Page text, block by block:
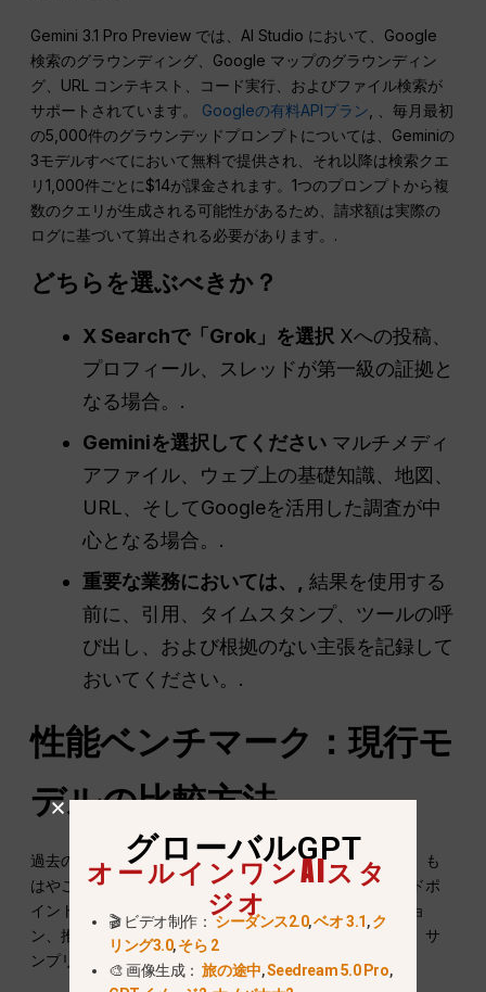
Gemini 3.1 Pro Preview では、AI Studio において、Google
検索のグラウンディング、Google マップのグラウンディン
グ、URL コンテキスト、コード実行、およびファイル検索が
サポートされています。 Googleの有料APIプラン , 、毎月最初
の5,000件のグラウンデッドプロンプトについては、Geminiの
3モデルすべてにおいて無料で提供され、それ以降は検索クエ
リ1,000件ごとに$14が課金されます。1つのプロンプトから複
数のクエリが生成される可能性があるため、請求額は実際の
ログに基づいて算出される必要があります。.
どちらを選ぶべきか？
X Searchで「Grok」を選択 Xへの投稿、
プロフィール、スレッドが第一級の証拠と
なる場合。.
Geminiを選択してください マルチメディ
アファイル、ウェブ上の基礎知識、地図、
URL、そしてGoogleを活用した調査が中
心となる場合。.
重要な業務においては、, 結果を使用する
前に、引用、タイムスタンプ、ツールの呼
び出し、および根拠のない主張を記録して
おいてください。.
性能ベンチマーク：現行モ
デルの比較方法
過去のランキング順位や単発の応答時間テストだけでは、も
はやこの比較を決定づけることはできません。元のエンドポ
イントは最新のものではなく、スコアはモデルのバージョ
ン、推論レベル、プロンプト、ツールへのアクセス状況、サ
ンプリング設定、評価日によって変動します。.
グローバルGPT
オールインワンAIスタ
ジオ
🎬 ビデオ制作：シーダンス2.0,ベオ 3.1,ク
リング3.0,そら 2
🎨 画像生成：旅の途中,Seedream 5.0 Pro,